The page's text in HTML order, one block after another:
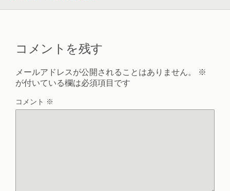
コメントを残す
メールアドレスが公開されることはありません。
※
が付いている欄は必須項目です
コメント ※